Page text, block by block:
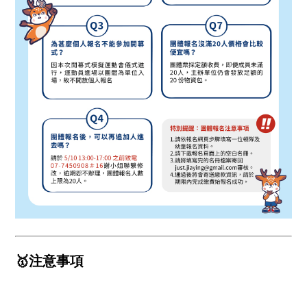
🥇注意事項